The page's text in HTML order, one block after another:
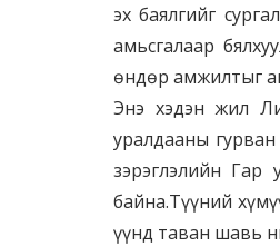
эх баялгийг
амьсгалаар
өндөр амжилтыг
Энэ хэдэн жил
уралдааны
зэрэглэлийн
байна.Түүний
үүнд таван шавь